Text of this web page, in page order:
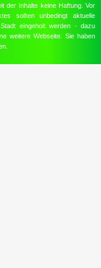
der Inhalte keine Haftung. Vor
sollten unbedingt aktuelle
eingeholt werden - dazu
weitere Webseite. Sie haben